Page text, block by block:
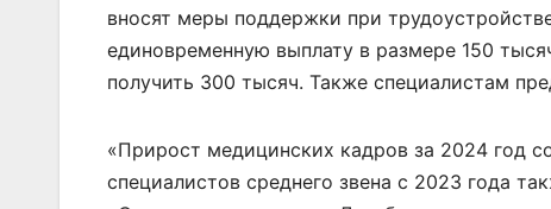
вносят меры поддержки при
единовременную выплату в размере 150
получить 300 тысяч. Также специалистам
«Прирост медицинских кадров за 2024 год
специалистов среднего звена с 2023 года